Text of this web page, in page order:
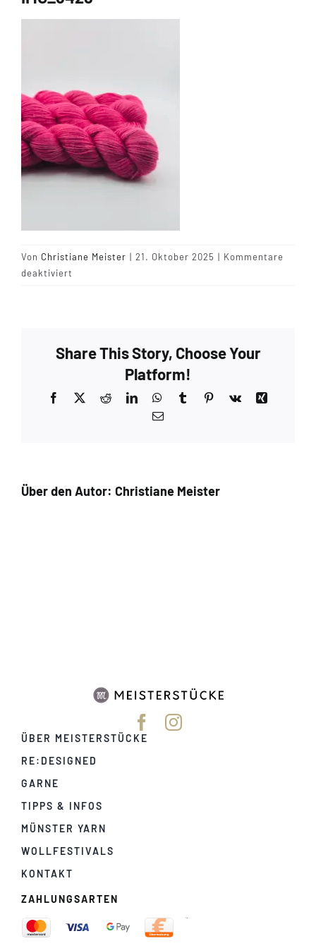
Münster Yarn
Wollfestivals
Kontakt
Von Christiane Meister | 21. Oktober 2025 | Kommentare
deaktiviert
Share This Story, Choose Your
Platform!
Facebook Reddit LinkedInWhatsApp
TumblrPinterest
Vk
E-
Über den Autor: Christiane Meister
ÜBER MEISTERSTÜCKE
RE:DESIGNED
GARNE
TIPPS & INFOS
MÜNSTER YARN
WOLLFESTIVALS
KONTAKT
ZAHLUNGSARTEN